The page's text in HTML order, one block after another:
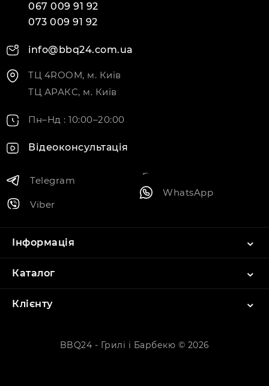
067 009 91 92
073 009 91 92
info@bbq24.com.ua
ТЦ 4ROOM, м. Київ
ТЦ АРАКС, м. Київ
Пн–Нд : 10:00–20:00
Відеоконсультація
Telegram
Viber
WhatsApp
Інформація
Каталог
Клієнту
BBQ24 - Грилі і Барбекю © 2026